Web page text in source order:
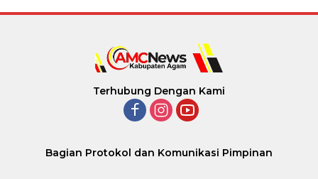
Terhubung Dengan Kami
Bagian Protokol dan Komunikasi Pimpinan